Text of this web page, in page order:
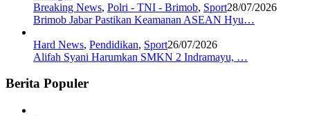
Breaking News, Polri - TNI - Brimob, Sport28/07/2026
Brimob Jabar Pastikan Keamanan ASEAN Hyu…
Hard News, Pendidikan, Sport26/07/2026
Alifah Syani Harumkan SMKN 2 Indramayu, …
Berita Populer